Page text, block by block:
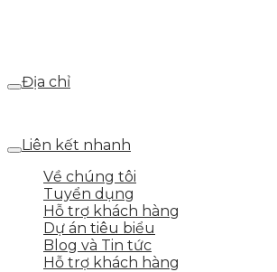
Địa chỉ
Liên kết nhanh
Về chúng tôi
Tuyển dụng
Hỗ trợ khách hàng
Dự án tiêu biểu
Blog và Tin tức
Hỗ trợ khách hàng